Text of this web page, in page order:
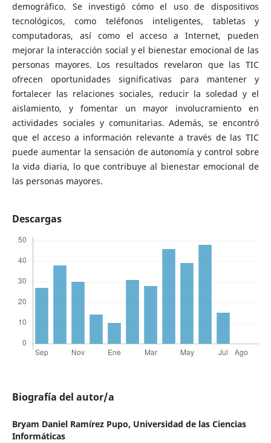
demográfico. Se investigó cómo el uso de dispositivos
tecnológicos, como teléfonos inteligentes, tabletas y
computadoras, así como el acceso a Internet, pueden
mejorar la interacción social y el bienestar emocional de las
personas mayores. Los resultados revelaron que las TIC
ofrecen oportunidades significativas para mantener y
fortalecer las relaciones sociales, reducir la soledad y el
aislamiento, y fomentar un mayor involucramiento en
actividades sociales y comunitarias. Además, se encontró
que el acceso a información relevante a través de las TIC
puede aumentar la sensación de autonomía y control sobre
la vida diaria, lo que contribuye al bienestar emocional de
las personas mayores.
Descargas
Biografía del autor/a
Bryam Daniel Ramírez Pupo, Universidad de las Ciencias
Informáticas